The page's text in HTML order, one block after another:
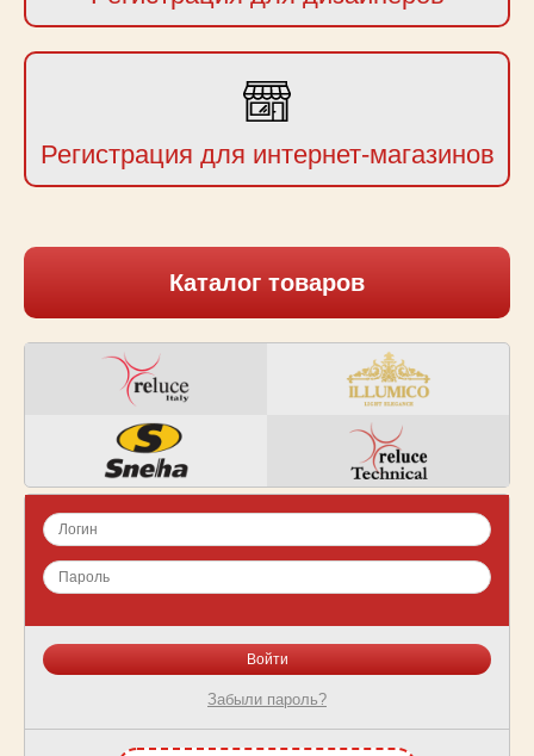
Регистрация для интернет-магазинов
Каталог товаров
Забыли пароль?